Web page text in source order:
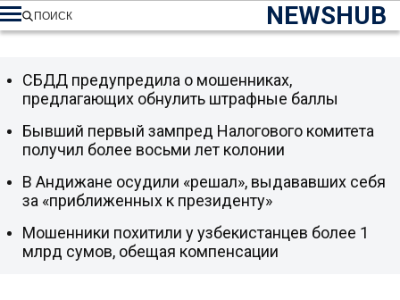
NEWSHUB
ПОИСК
СБДД предупредила о мошенниках,
предлагающих обнулить штрафные баллы
Бывший первый зампред Налогового комитета
получил более восьми лет колонии
В Андижане осудили «решал», выдававших себя
за «приближенных к президенту»
Мошенники похитили у узбекистанцев более 1
млрд сумов, обещая компенсации